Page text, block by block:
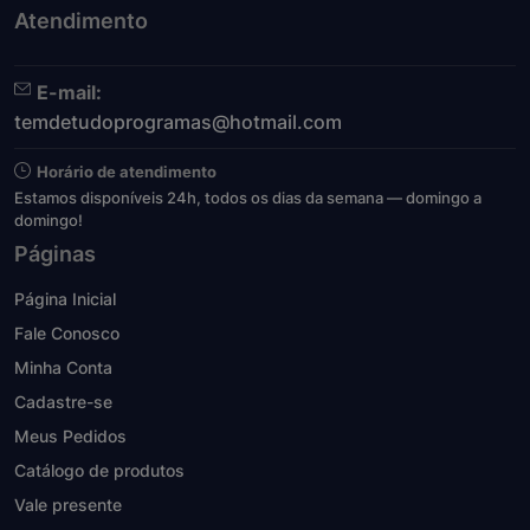
Atendimento
E-mail:
temdetudoprogramas@hotmail.com
Horário de atendimento
Estamos disponíveis 24h, todos os dias da semana — domingo a
domingo!
Páginas
Página Inicial
Fale Conosco
Minha Conta
Cadastre-se
Meus Pedidos
Catálogo de produtos
Vale presente